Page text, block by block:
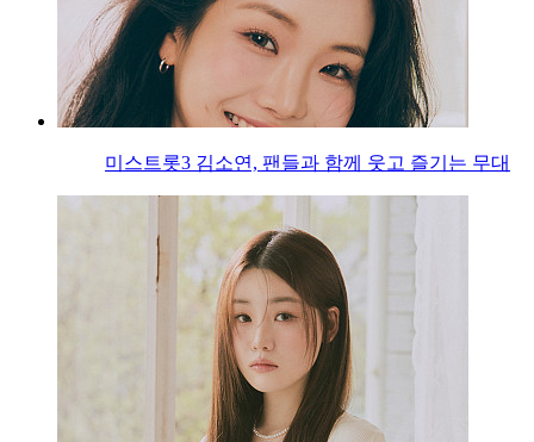
미스트롯3 김소연, 팬들과 함께 웃고 즐기는 무대